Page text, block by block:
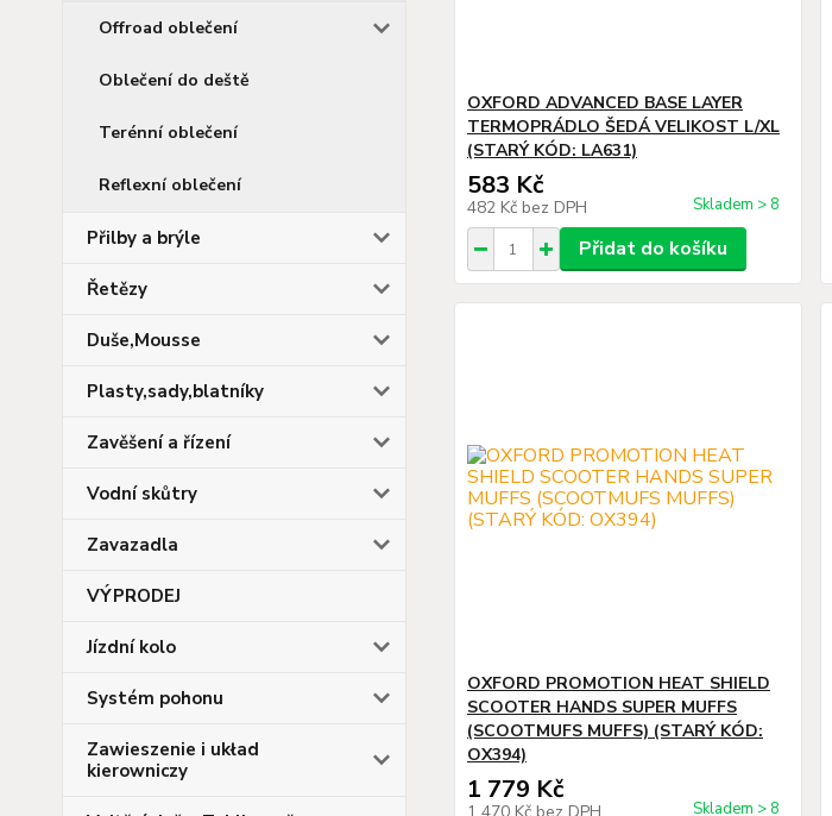
Offroad oblečení
Oblečení do deště
Terénní oblečení
Reflexní oblečení
Přilby a brýle
Řetězy
Duše,Mousse
Plasty,sady,blatníky
Zavěšení a řízení
Vodní skůtry
Zavazadla
VÝPRODEJ
Jízdní kolo
Systém pohonu
Zawieszenie i układ
kierowniczy
OXFORD ADVANCED BASE LAYER
TERMOPRÁDLO ŠEDÁ VELIKOST L/XL
(STARÝ KÓD: LA631)
583 Kč
482 Kč bez DPH Skladem > 8
Přidat do košíku
OXFORD PROMOTION HEAT SHIELD
SCOOTER HANDS SUPER MUFFS
(SCOOTMUFS MUFFS) (STARÝ KÓD:
OX394)
1 779 Kč
Skladem > 8